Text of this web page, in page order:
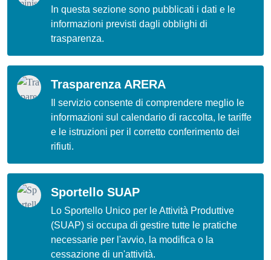
In questa sezione sono pubblicati i dati e le
informazioni previsti dagli obblighi di
trasparenza.
Trasparenza ARERA
Il servizio consente di comprendere meglio le
informazioni sul calendario di raccolta, le tariffe
e le istruzioni per il corretto conferimento dei
rifiuti.
Sportello SUAP
Lo Sportello Unico per le Attività Produttive
(SUAP) si occupa di gestire tutte le pratiche
necessarie per l'avvio, la modifica o la
cessazione di un'attività.